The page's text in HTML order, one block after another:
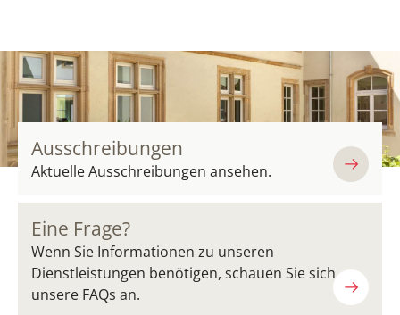
Ausschreibungen
Aktuelle Ausschreibungen ansehen.
Eine Frage?
Wenn Sie Informationen zu unseren
Dienstleistungen benötigen, schauen Sie sich
unsere FAQs an.